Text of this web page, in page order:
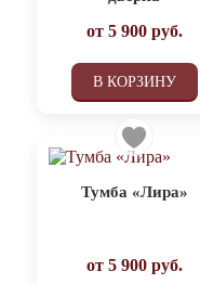
от 5 900руб.
В КОРЗИНУ
Тумба «Лира»
от 5 900руб.